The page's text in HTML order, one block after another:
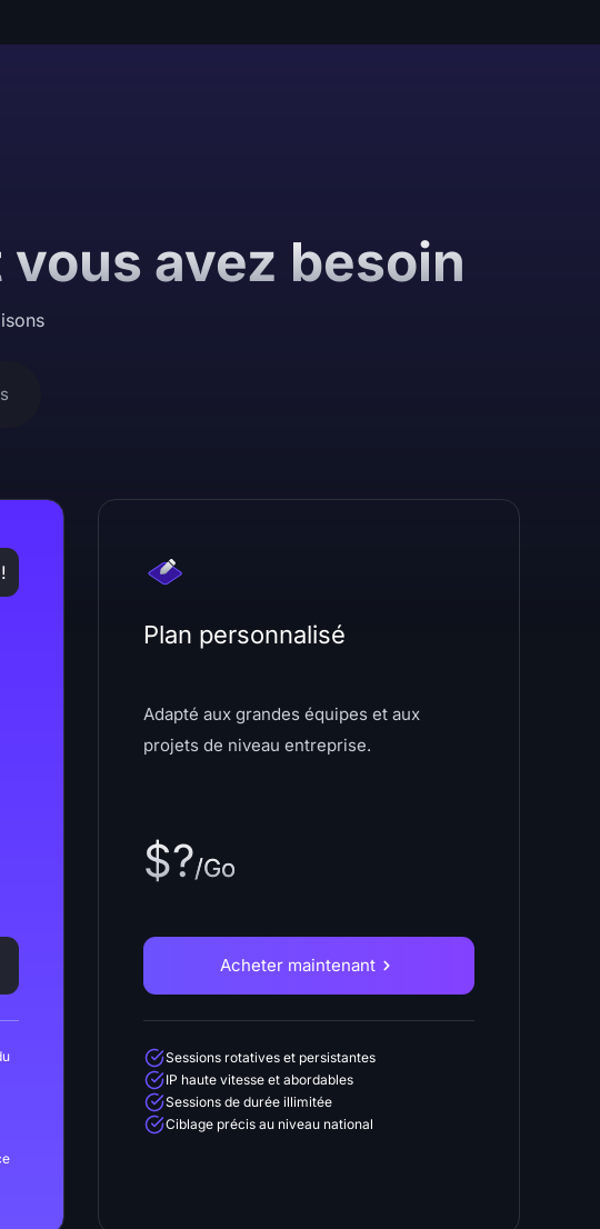
avez besoin
Plan personnalisé
Adapté aux grandes équipes et aux
projets de niveau entreprise.
$?/Go
Acheter maintenant
Sessions rotatives et persistantes
IP haute vitesse et abordables
Sessions de durée illimitée
Ciblage précis au niveau national